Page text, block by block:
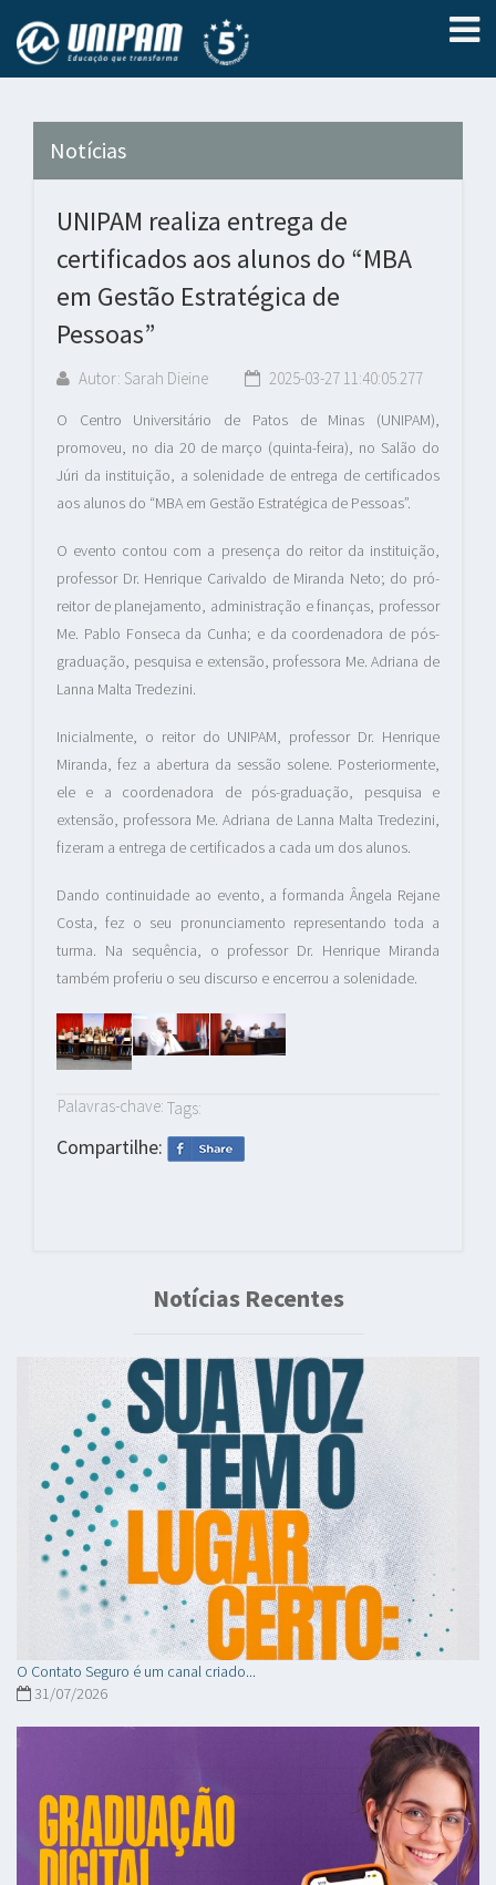
Notícias
UNIPAM realiza entrega de
certificados aos alunos do “MBA
em Gestão Estratégica de
Pessoas”
Autor: Sarah Dieine 2025-03-27 11:40:05.277
O Centro Universitário de Patos de Minas (UNIPAM),
promoveu, no dia 20 de março (quinta-feira), no Salão do
Júri da instituição, a solenidade de entrega de certificados
aos alunos do “MBA em Gestão Estratégica de Pessoas”.
O evento contou com a presença do reitor da instituição,
professor Dr. Henrique Carivaldo de Miranda Neto; do pró-
reitor de planejamento, administração e finanças, professor
Me. Pablo Fonseca da Cunha; e da coordenadora de pós-
graduação, pesquisa e extensão, professora Me. Adriana de
Lanna Malta Tredezini.
Inicialmente, o reitor do UNIPAM, professor Dr. Henrique
Miranda, fez a abertura da sessão solene. Posteriormente,
ele e a coordenadora de pós-graduação, pesquisa e
extensão, professora Me. Adriana de Lanna Malta Tredezini,
fizeram a entrega de certificados a cada um dos alunos.
Dando continuidade ao evento, a formanda Ângela Rejane
Costa, fez o seu pronunciamento representando toda a
turma. Na sequência, o professor Dr. Henrique Miranda
também proferiu o seu discurso e encerrou a solenidade.
Palavras-chave: Tags:
Compartilhe:
Notícias Recentes
O Contato Seguro é um canal criado...
31/07/2026